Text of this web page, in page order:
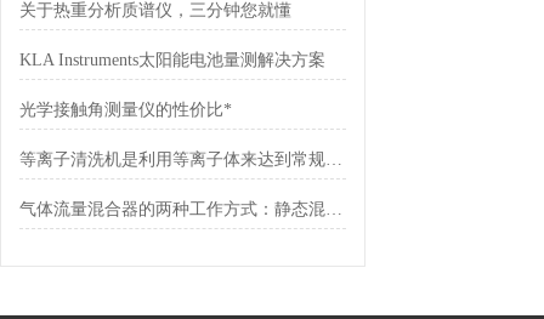
关于热重分析质谱仪，三分钟您就懂
KLA Instruments太阳能电池量测解决方案
光学接触角测量仪的性价比*
等离子清洗机是利用等离子体来达到常规清洗方法无法达到的效果
气体流量混合器的两种工作方式：静态混合和动态混合